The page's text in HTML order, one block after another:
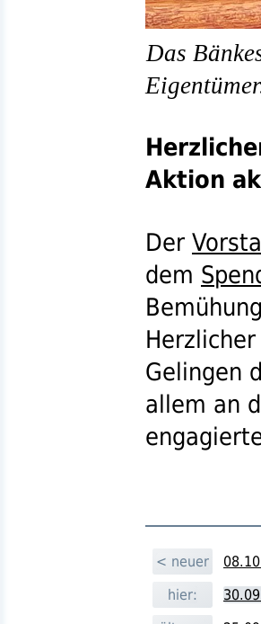
Das
Aktion
Der
dem
Gelingen
allem an
< neuer
hier: